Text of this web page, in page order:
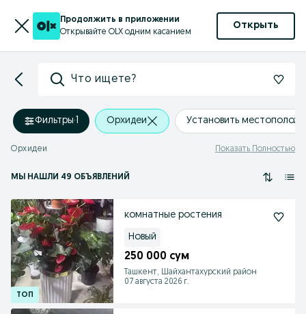
Продолжить в приложении
Открывайте OLX одним касанием
Открыть
Что ищете?
Фильтры·1 Орхидеи Установить
Орхидеи Показать Полностью
МЫ НАШЛИ 49 ОБЪЯВЛЕНИЙ
комнатные ростения
Новый
250 000 сум
Ташкент, Шайхантахурский район
07 августа 2026 г.